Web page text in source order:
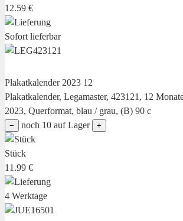
12.59 €
Sofort lieferbar
Plakatkalender 2023 12
Plakatkalender, Legamaster, 423121, 12
2023, Querformat, blau / grau, (B) 90 c
− noch 10 auf Lager +
Stück
11.99 €
4 Werktage